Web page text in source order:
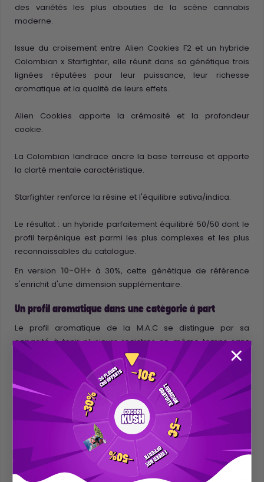
des variétés les plus abouties de la scène cannabis
moderne.
Issue du croisement entre Alien Cookies F2 et un hybride
Colombian x Starfighter, elle réunit dans sa génétique trois
lignées réputées pour leur puissance, leur richesse
aromatique et la qualité de leurs effets.
Alien Cookies apporte la crémosité et la profondeur
cookie.
La Colombian landrace ancre la base terreuse et apporte
la clarté mentale caractéristique.
Starfighter renforce la résine et l'équilibre sativa/indica.
Le résultat : un hybride parfaitement équilibré 50/50 dont le
profil terpénique est parmi les plus complexes et les plus
reconnaissables du catalogue.
En version 10-OH+ à 30%, cette génétique de référence
s'enrichit d'une dimension supplémentaire.
Un profil aromatique dans une catégorie à part
Le profil aromatique de la M.A.C se distingue par sa
capacité à tenir plusieurs registres en même temps sans
jamais sembler incohérent.
L'agrume est vif et précis dès l'attaque : citron, un souffle
d'orange confite, avec cette fraîcheur qui ouvre les sens.
La couche crémeuse arrive juste derrière, presque cookie
dough, qui adoucit l'acidité et donne au profil une texture
olfactive à la fois riche et accessible.
Le diesel et le terreux constituent la base, présents mais